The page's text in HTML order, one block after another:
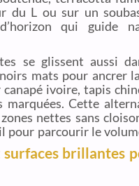
du L ou sur un
qui guide
se glissent aussi
mats pour ancrer
ivoire, tapis
marquées. Cette
nettes sans
pour parcourir le
brillantes